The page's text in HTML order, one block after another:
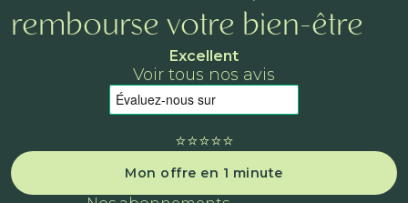
rembourse votre bien-être
Excellent
Voir tous nos avis
⭐️⭐️⭐️⭐️⭐️
Mon offre en 1 minute